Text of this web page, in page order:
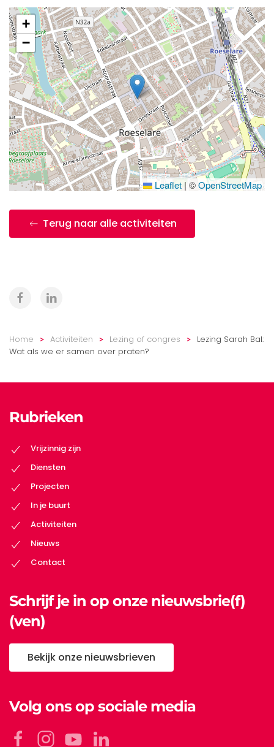
+
−
Leaflet | ©OpenStreetMap
Terug naar alle activiteiten
Home Activiteiten Lezing of congres
Lezing Sarah Bal:
Wat als we er samen over praten?
Rubrieken
Vrijzinnig zijn
Diensten
Projecten
In je buurt
Activiteiten
Nieuws
Contact
Schrijf je in op onze nieuwsbrie(f)
(ven)
Bekijk onze nieuwsbrieven
Volg ons op sociale media